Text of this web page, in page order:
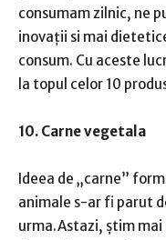
consumam zilnic, ne
inovații si mai
consum. Cu aceste
la topul celor 10
10. Carne vegetala
Ideea de „carne”
animale s-ar fi parut
urma.Astazi, știm